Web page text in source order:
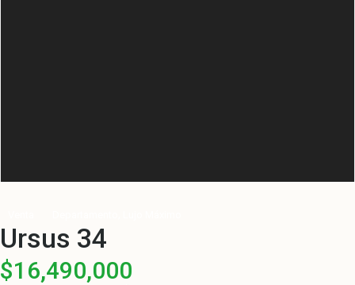
Ursus 34
$16,490,000